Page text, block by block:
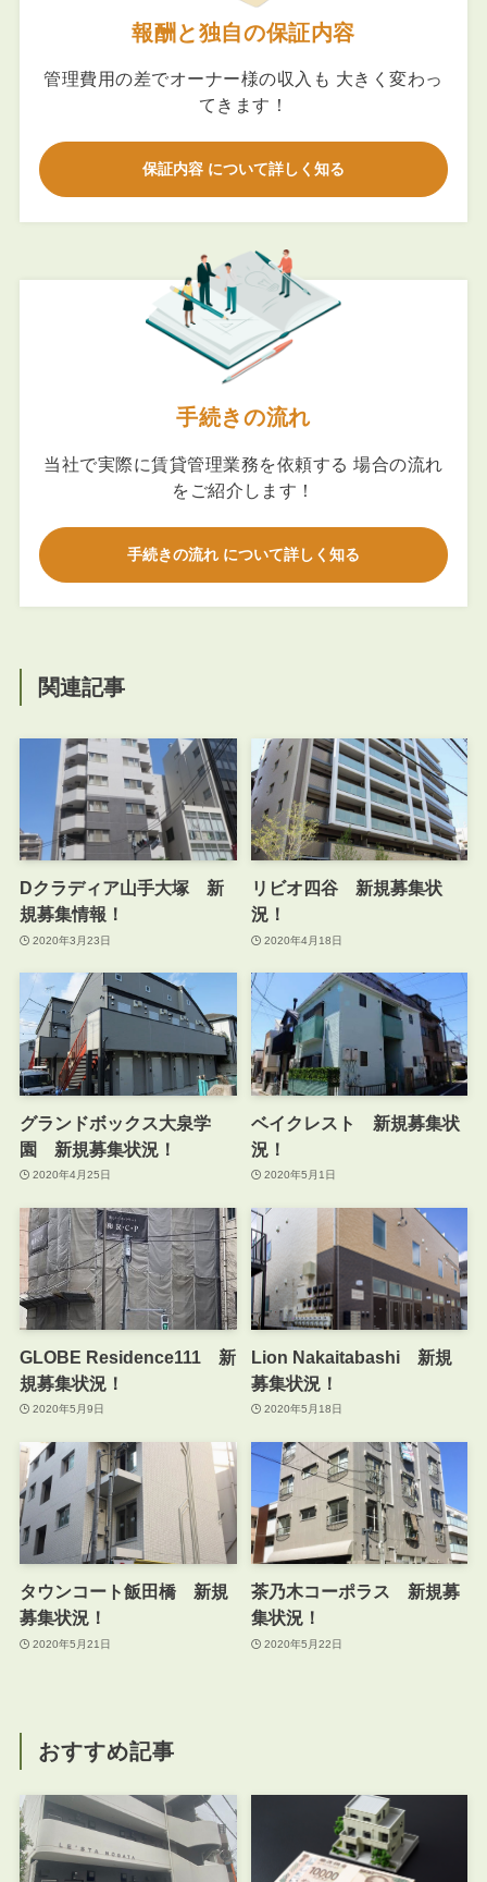
報酬と独自の保証内容
管理費用の差でオーナー様の収入も 大きく変わっ
てきます！
保証内容 について詳しく知る
手続きの流れ
当社で実際に賃貸管理業務を依頼する 場合の流れ
をご紹介します！
手続きの流れ について詳しく知る
関連記事
Dクラディア山手大塚 新
規募集情報！
2020年3月23日
リビオ四谷 新規募集状
況！
2020年4月18日
グランドボックス大泉学
園 新規募集状況！
2020年4月25日
ベイクレスト 新規募集状
況！
2020年5月1日
GLOBE Residence111 新
規募集状況！
2020年5月9日
Lion Nakaitabashi 新規
募集状況！
2020年5月18日
タウンコート飯田橋 新規
募集状況！
2020年5月21日
茶乃木コーポラス 新規募
集状況！
2020年5月22日
おすすめ記事